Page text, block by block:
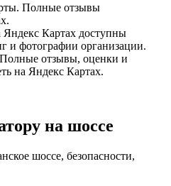
Полные отзывы
Картах доступны
и фотографии организации.
Полные отзывы, оценки и
на Яндекс Картах.
на шоссе
шоссе, безопасности,